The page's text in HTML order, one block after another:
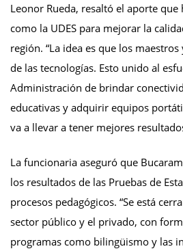
Leonor Rueda, resaltó el aporte
como la UDES para mejorar la
región. “La idea es que los
de las tecnologías. Esto unido al
Administración de brindar
educativas y adquirir equipos
va a llevar a tener mejores
La funcionaria aseguró que
los resultados de las Pruebas de
procesos pedagógicos. “Se está
sector público y el privado, con
programas como bilingüismo y las